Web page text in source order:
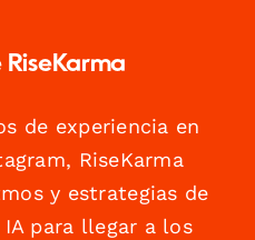
de experiencia en
RiseKarma
y estrategias de
para llegar a los